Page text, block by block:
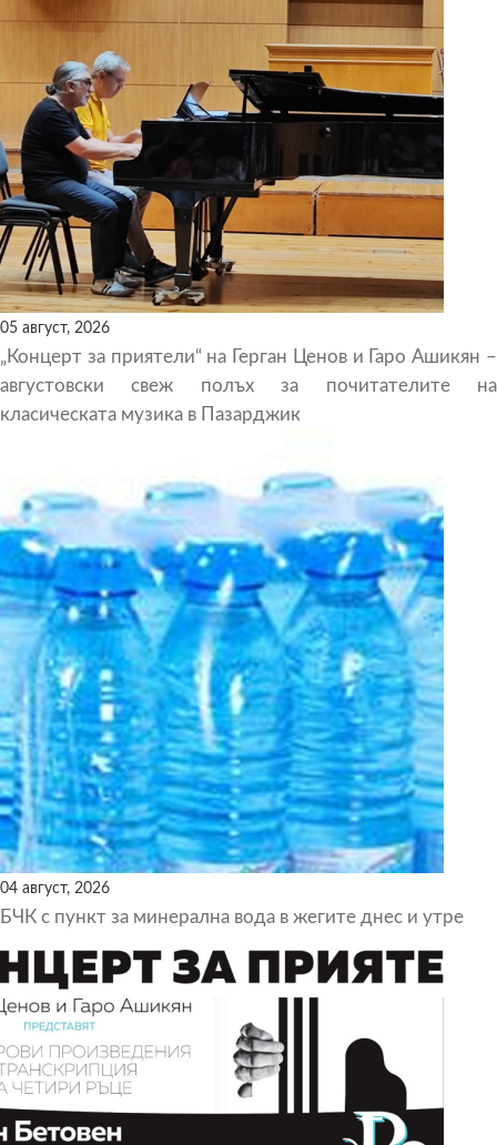
05 август, 2026
„Концерт за приятели“ на Герган Ценов и Гаро Ашикян –
августовски свеж полъх за почитателите на
класическата музика в Пазарджик
04 август, 2026
БЧК с пункт за минерална вода в жегите днес и утре